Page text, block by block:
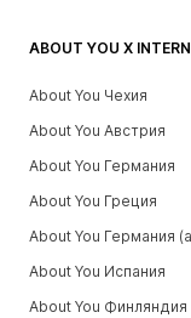
ABOUT YOU X
About You Чехия
About You Австрия
About You Германия
About You Греция
About You Германия
About You Испания
About You Финляндия